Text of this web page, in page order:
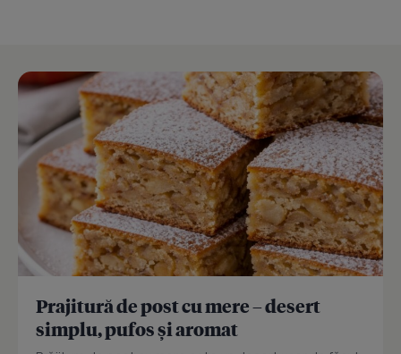
Prajitură de post cu mere – desert
simplu, pufos și aromat